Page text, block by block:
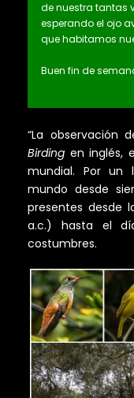
de nuestra tantas
esperando el ojo
que habitamos
Buen fin de
“La observación
Birding en inglés,
mundial. Por un
mundo desde
presentes desde
a.c.) hasta el
costumbres.